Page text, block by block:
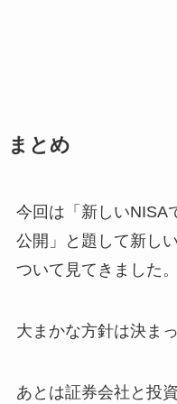
まとめ
今回は「新しいNISA
公開」と題して新し
ついて見てきました。
大まかな方針は決ま
あとは証券会社と投